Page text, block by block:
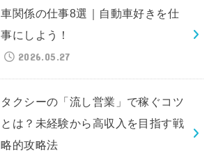
車関係の仕事8選｜自動車好きを仕
事にしよう！
2026.05.27
タクシーの「流し営業」で稼ぐコツ
とは？未経験から高収入を目指す戦
略的攻略法